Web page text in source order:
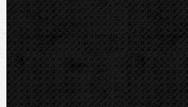
Pily
Tlakové pumpy